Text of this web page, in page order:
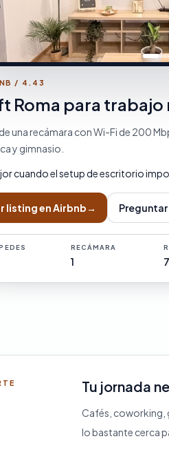
/ 4.43
Roma para
una recámara con Wi-Fi de 200
y gimnasio.
cuando el setup de escritorio
listing en Airbnb→
RECÁMARA
1 7
Tu jornada
Cafés, coworking,
lo bastante cerca